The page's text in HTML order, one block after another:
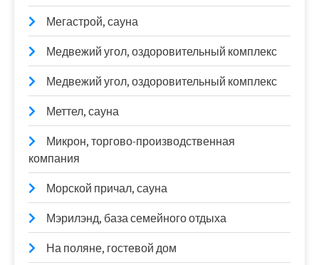
Мегастрой, сауна
Медвежий угол, оздоровительный комплекс
Медвежий угол, оздоровительный комплекс
Меттел, сауна
Микрон, торгово-производственная
компания
Морской причал, сауна
Мэрилэнд, база семейного отдыха
На поляне, гостевой дом